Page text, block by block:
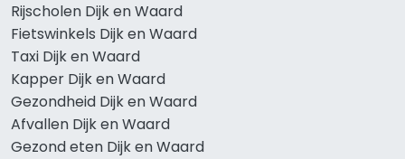
Rijscholen Dijk en Waard
Fietswinkels Dijk en Waard
Taxi Dijk en Waard
Kapper Dijk en Waard
Gezondheid Dijk en Waard
Afvallen Dijk en Waard
Gezond eten Dijk en Waard